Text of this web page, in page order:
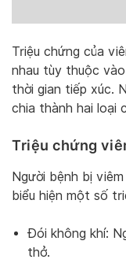
Triệu chứng của
nhau tùy thuộc
thời gian tiếp xúc.
chia thành hai loại
Triệu chứng
Người bệnh bị
biểu hiện một số
Đói không khí:
thở.